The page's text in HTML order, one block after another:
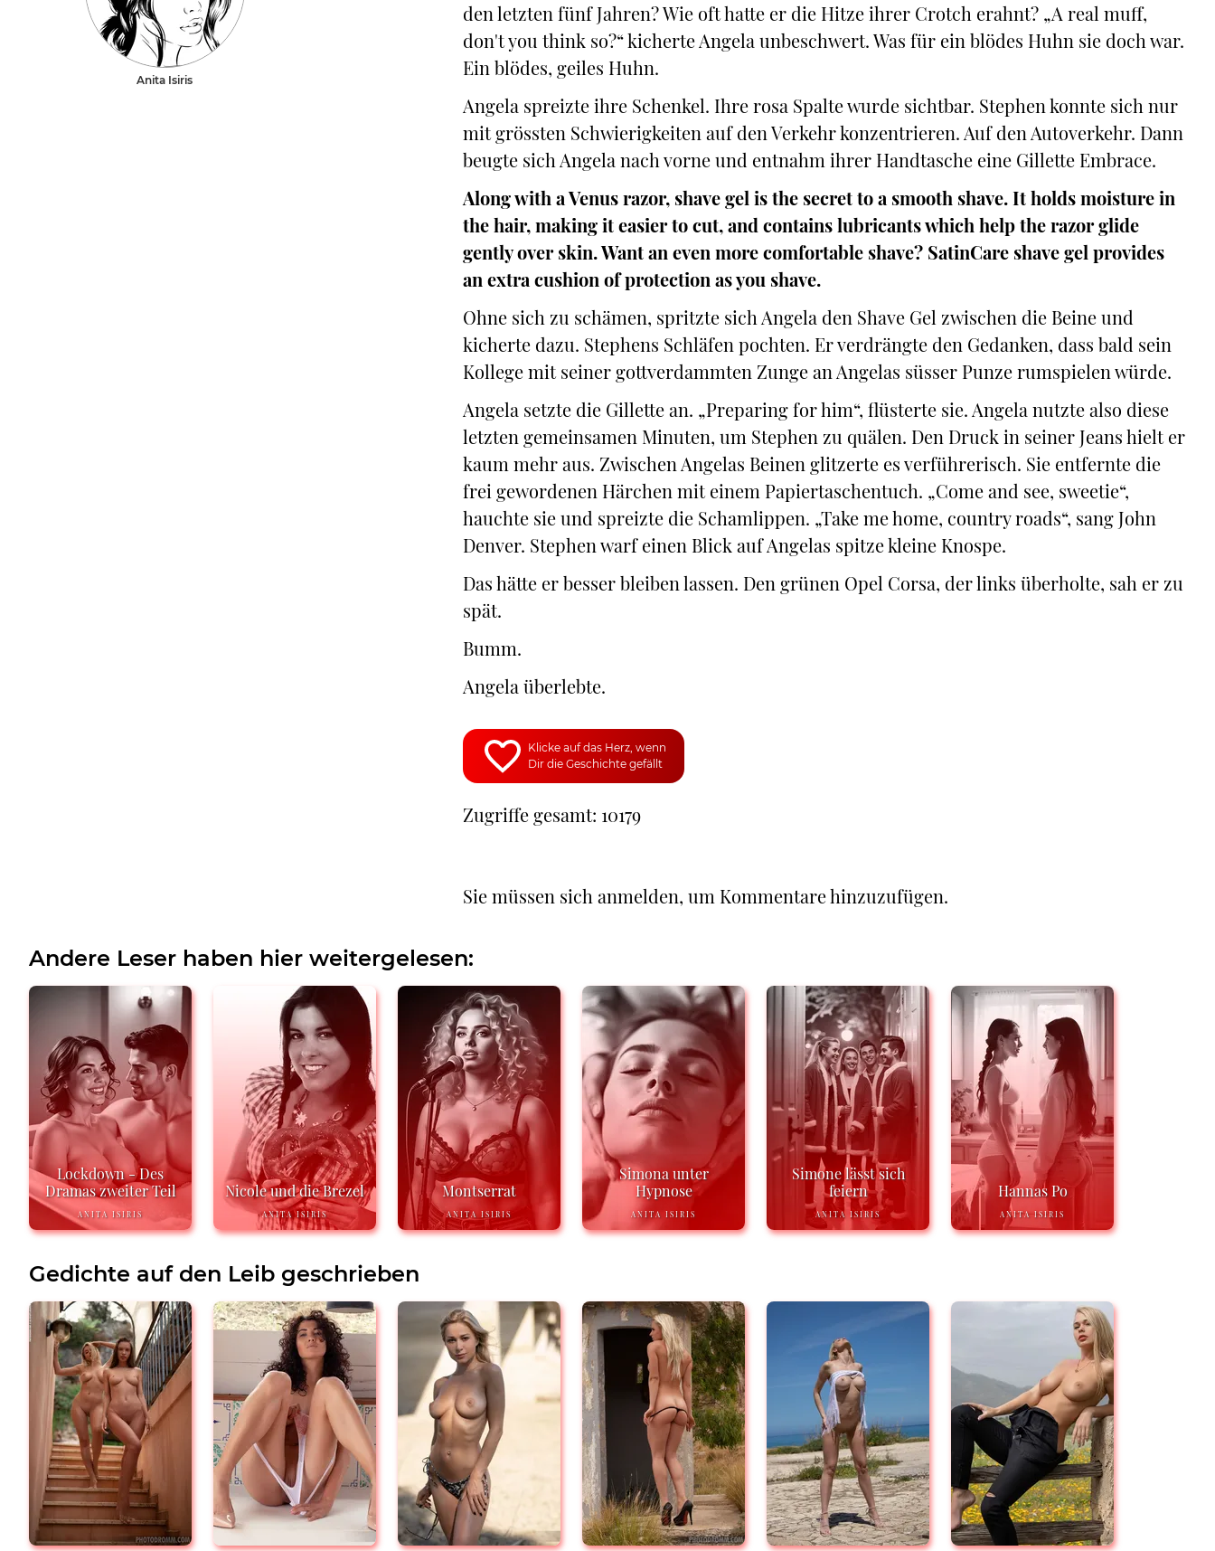
Anita Isiris
den letzten fünf Jahren? Wie oft hatte er die Hitze ihrer Crotch erahnt? „A real muff,
don't you think so?“ kicherte Angela unbeschwert. Was für ein blödes Huhn sie doch war.
Ein blödes, geiles Huhn.
Angela spreizte ihre Schenkel. Ihre rosa Spalte wurde sichtbar. Stephen konnte sich nur
mit grössten Schwierigkeiten auf den Verkehr konzentrieren. Auf den Autoverkehr. Dann
beugte sich Angela nach vorne und entnahm ihrer Handtasche eine Gillette Embrace.
Along with a Venus razor, shave gel is the secret to a smooth shave. It holds moisture in
the hair, making it easier to cut, and contains lubricants which help the razor glide
gently over skin. Want an even more comfortable shave? SatinCare shave gel provides
an extra cushion of protection as you shave.
Ohne sich zu schämen, spritzte sich Angela den Shave Gel zwischen die Beine und
kicherte dazu. Stephens Schläfen pochten. Er verdrängte den Gedanken, dass bald sein
Kollege mit seiner gottverdammten Zunge an Angelas süsser Punze rumspielen würde.
Angela setzte die Gillette an. „Preparing for him“, flüsterte sie. Angela nutzte also diese
letzten gemeinsamen Minuten, um Stephen zu quälen. Den Druck in seiner Jeans hielt er
kaum mehr aus. Zwischen Angelas Beinen glitzerte es verführerisch. Sie entfernte die
frei gewordenen Härchen mit einem Papiertaschentuch. „Come and see, sweetie“,
hauchte sie und spreizte die Schamlippen. „Take me home, country roads“, sang John
Denver. Stephen warf einen Blick auf Angelas spitze kleine Knospe.
Das hätte er besser bleiben lassen. Den grünen Opel Corsa, der links überholte, sah er zu
spät.
Bumm.
Angela überlebte.
Klicke auf das Herz, wenn
Dir die Geschichte gefällt
Zugriffe gesamt: 10179
Sie müssen sich anmelden, um Kommentare hinzuzufügen.
Andere Leser haben hier weitergelesen:
Lockdown - Des
Dramas zweiter Teil
ANITA ISIRIS
Nicole und die Brezel
ANITA ISIRIS
Montserrat
ANITA ISIRIS
Simona unter
Hypnose
ANITA ISIRIS
Simone lässt sich
feiern
ANITA ISIRIS
Hannas Po
ANITA ISIRIS
Gedichte auf den Leib geschrieben